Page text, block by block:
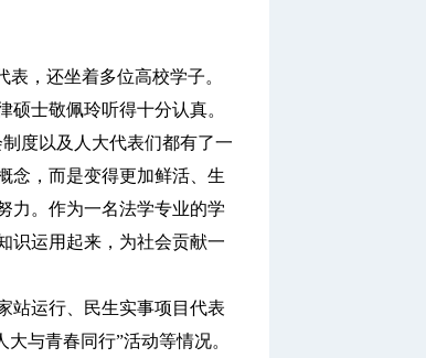
，还坐着多位高校学子。
士敬佩玲听得十分认真。
度以及人大代表们都有了一
念，而是变得更加鲜活、生
力。作为一名法学专业的学
识运用起来，为社会贡献一
运行、民生实事项目代表
与青春同行”活动等情况。